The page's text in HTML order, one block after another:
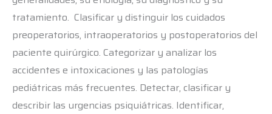
tratamiento. Clasificar y distinguir los cuidados
preoperatorios, intraoperatorios y postoperatorios del
paciente quirúrgico. Categorizar y analizar los
accidentes e intoxicaciones y las patologías
pediátricas más frecuentes. Detectar, clasificar y
describir las urgencias psiquiátricas. Identificar,